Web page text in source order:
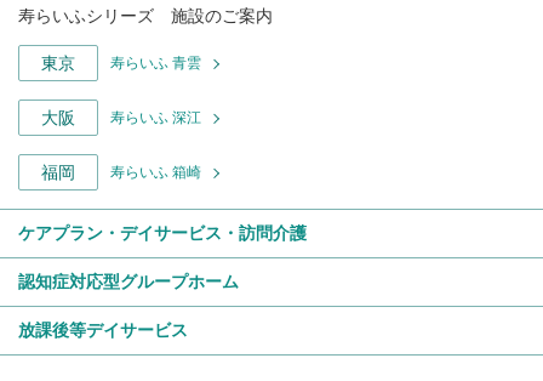
寿らいふシリーズ 施設のご案内
東京 寿らいふ 青雲
大阪 寿らいふ 深江
福岡 寿らいふ 箱崎
ケアプラン・デイサービス・訪問介護
認知症対応型グループホーム
放課後等デイサービス